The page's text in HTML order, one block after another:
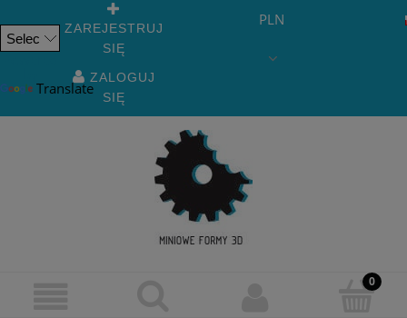
Translate
ZAREJESTRUJ
SIĘ
ZALOGUJ
SIĘ
PLN